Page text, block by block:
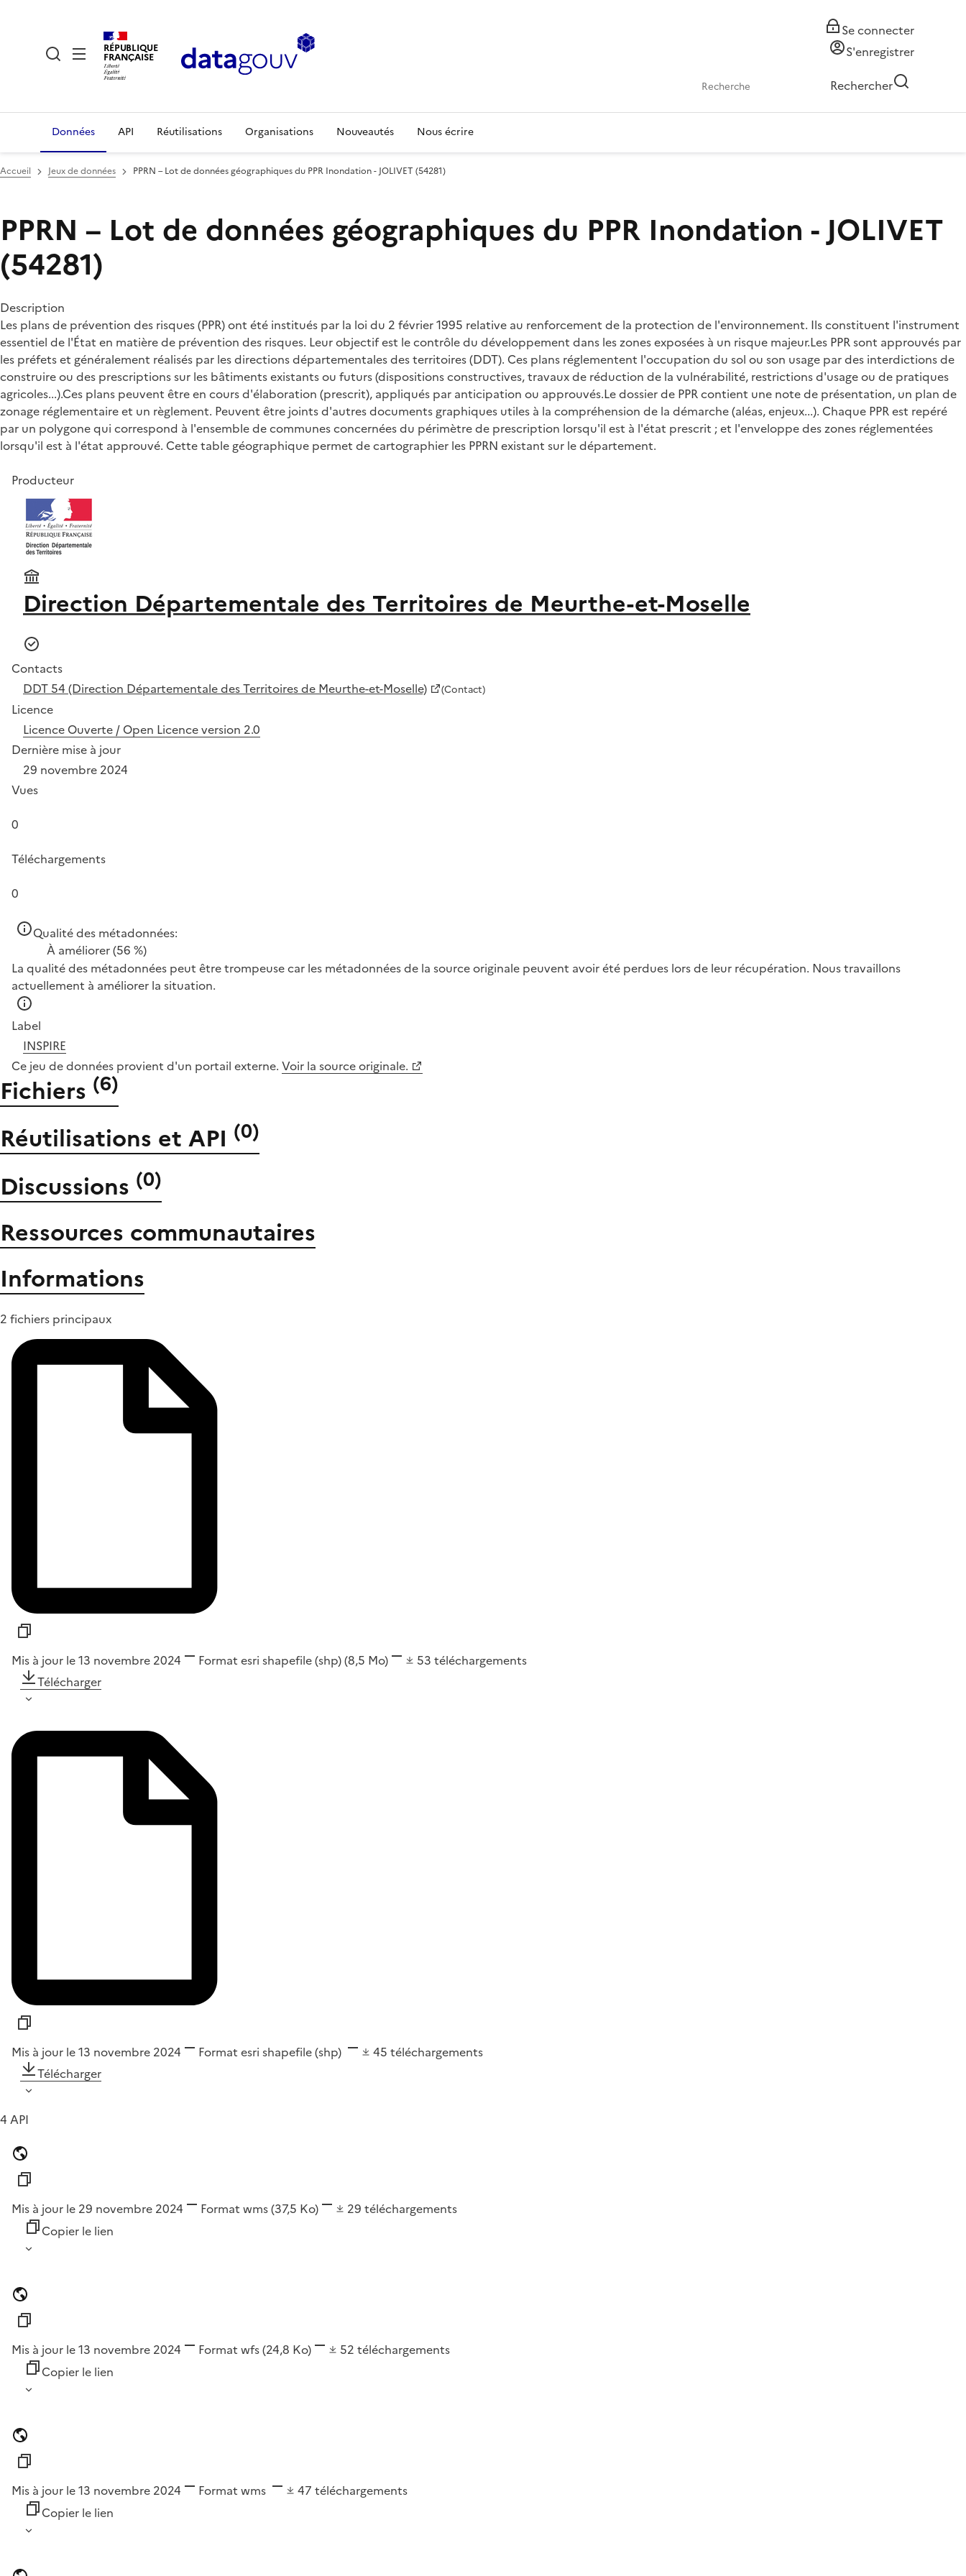
RÉPUBLIQUE
FRANÇAISE
Se connecter
S'enregistrer
Rechercher
Données API Réutilisations Organisations Nouveautés Nous écrire
Accueil Jeux de données PPRN – Lot de données géographiques du PPR Inondation - JOLIVET (54281)
PPRN – Lot de données géographiques du PPR Inondation - JOLIVET
(54281)
Description
Les plans de prévention des risques (PPR) ont été institués par la loi du 2 février 1995 relative au renforcement de la protection de l'environnement. Ils constituent l'instrument
essentiel de l'État en matière de prévention des risques. Leur objectif est le contrôle du développement dans les zones exposées à un risque majeur.Les PPR sont approuvés par
les préfets et généralement réalisés par les directions départementales des territoires (DDT). Ces plans réglementent l'occupation du sol ou son usage par des interdictions de
construire ou des prescriptions sur les bâtiments existants ou futurs (dispositions constructives, travaux de réduction de la vulnérabilité, restrictions d'usage ou de pratiques
agricoles...).Ces plans peuvent être en cours d'élaboration (prescrit), appliqués par anticipation ou approuvés.Le dossier de PPR contient une note de présentation, un plan de
zonage réglementaire et un règlement. Peuvent être joints d'autres documents graphiques utiles à la compréhension de la démarche (aléas, enjeux...). Chaque PPR est repéré
par un polygone qui correspond à l'ensemble de communes concernées du périmètre de prescription lorsqu'il est à l'état prescrit ; et l'enveloppe des zones réglementées
lorsqu'il est à l'état approuvé. Cette table géographique permet de cartographier les PPRN existant sur le département.
Producteur
Direction Départementale des Territoires de Meurthe-et-Moselle
Contacts
DDT 54 (Direction Départementale des Territoires de Meurthe-et-Moselle)
(Contact)
Licence
Licence Ouverte / Open Licence version 2.0
Dernière mise à jour
29 novembre 2024
Vues
0
Téléchargements
0
Qualité des métadonnées:
À améliorer(56 %)
La qualité des métadonnées peut être trompeuse car les métadonnées de la source originale peuvent avoir été perdues lors de leur récupération. Nous travaillons
actuellement à améliorer la situation.
Label
INSPIRE
Ce jeu de données provient d'un portail externe. Voir la source originale.
Fichiers (6)
Réutilisations et API (0)
Discussions (0)
Ressources communautaires
Informations
2 fichiers principaux
Mis à jour le 13 novembre 2024 Format esri shapefile (shp)(8,5 Mo) 53 téléchargements
Télécharger
Mis à jour le 13 novembre 2024 Format esri shapefile (shp) 45 téléchargements
Télécharger
4 API
Mis à jour le 29 novembre 2024 Format wms(37,5 Ko) 29 téléchargements
Copier le lien
Mis à jour le 13 novembre 2024 Format wfs(24,8 Ko) 52 téléchargements
Copier le lien
Mis à jour le 13 novembre 2024 Format wms 47 téléchargements
Copier le lien